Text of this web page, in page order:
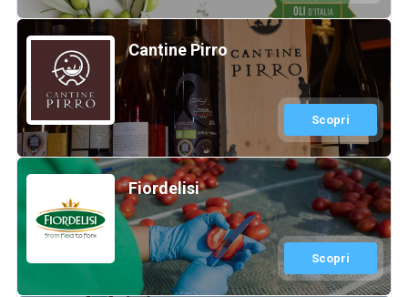
Cantine Pirro
Scopri
Fiordelisi
Scopri